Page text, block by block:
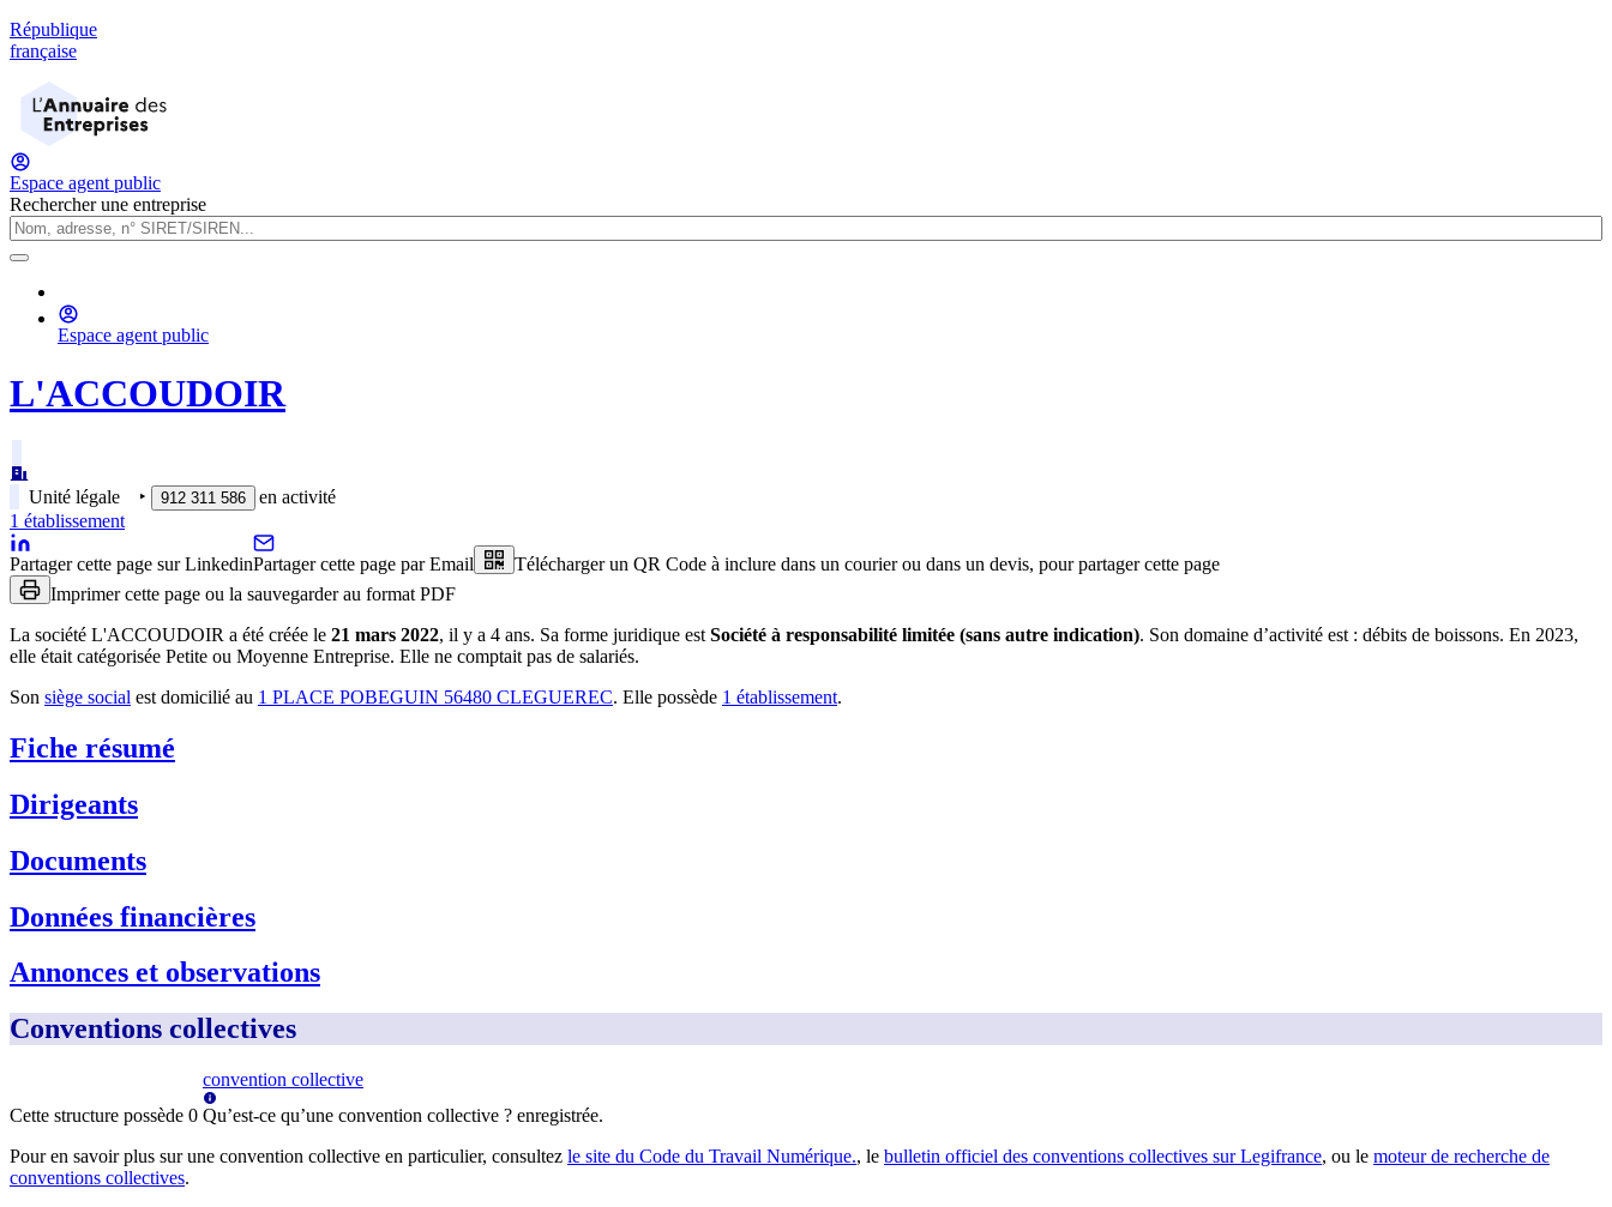
République
française
Espace agent public
Rechercher une entreprise
Espace agent public
L'ACCOUDOIR
Unité légale ‣ 912 311 586
en activité
1 établissement
Partager cette page sur LinkedinPartager cette page par Email
Télécharger un QR Code à inclure dans un courier ou dans un devis, pour partager cette page
Imprimer cette page ou la sauvegarder au format PDF
La société L'ACCOUDOIR a été créée le 21 mars 2022, il y a 4 ans. Sa forme juridique est Société à responsabilité limitée (sans autre indication). Son domaine d’activité est : débits de boissons. En 2023,
elle était catégorisée Petite ou Moyenne Entreprise. Elle ne comptait pas de salariés.
Son siège social est domicilié au 1 PLACE POBEGUIN 56480 CLEGUEREC. Elle possède 1 établissement.
Fiche résumé
Dirigeants
Documents
Données financières
Annonces et observations
Conventions collectives
Cette structure possède 0
convention collective
Qu’est-ce qu’une convention collective ? enregistrée.
Pour en savoir plus sur une convention collective en particulier, consultez le site du Code du Travail Numérique., le bulletin officiel des conventions collectives sur Legifrance, ou le moteur de recherche de
conventions collectives.